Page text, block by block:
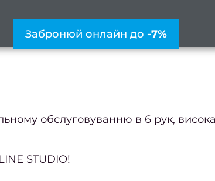
Забронюй онлайн до -7%
обслуговуванню в 6 рук, висока
STUDIO!